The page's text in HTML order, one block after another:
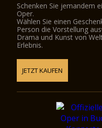
Schenken Sie jemandem
Oper.
Wählen Sie einen
Person die Vorstellung
Drama und Kunst von
Erlebnis.
JETZT KAUFEN